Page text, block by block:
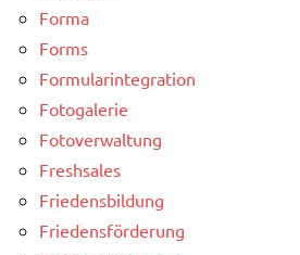
Forma
Forms
Formularintegration
Fotogalerie
Fotoverwaltung
Freshsales
Friedensbildung
Friedensförderung